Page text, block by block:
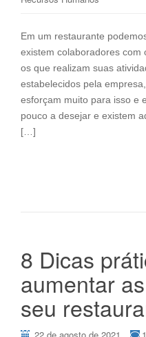
Em um restaurante
existem colaboradores com
os que realizam suas
estabelecidos pela
esforçam muito para isso e
pouco a desejar e existem
[…]
8 Dicas
aumentar
seu